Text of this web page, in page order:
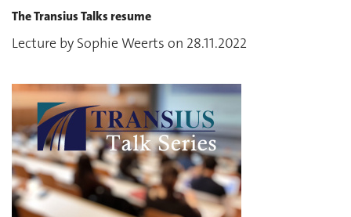
The Transius Talks resume
Lecture by Sophie Weerts on 28.11.2022